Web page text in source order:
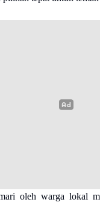
oleh warga lokal